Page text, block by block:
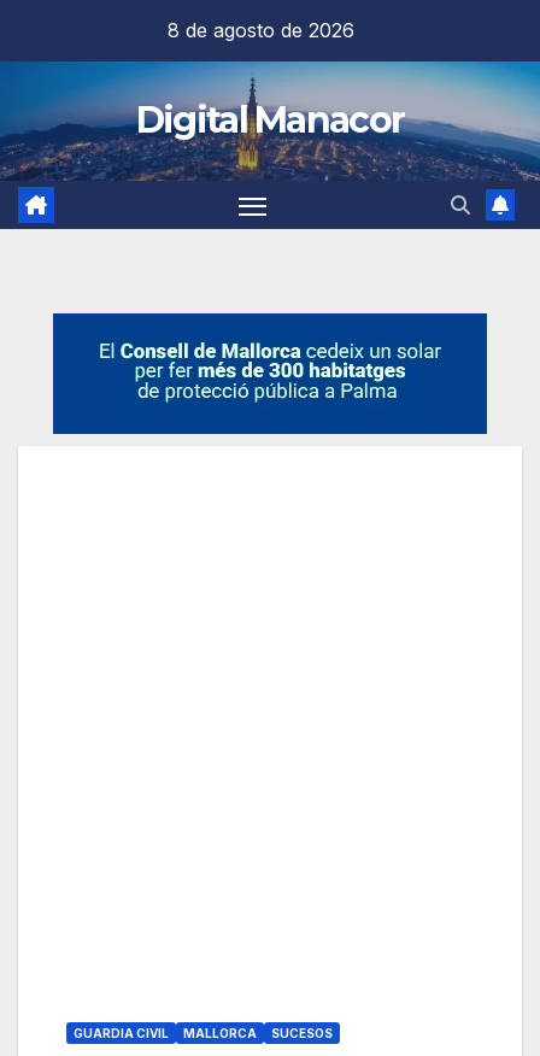
contenido
8 de agosto de 2026
Digital Manacor
GUARDIA CIVIL MALLORCA SUCESOS